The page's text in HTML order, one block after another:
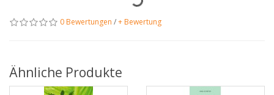
0 Bewertungen /+ Bewertung
Ähnliche Produkte